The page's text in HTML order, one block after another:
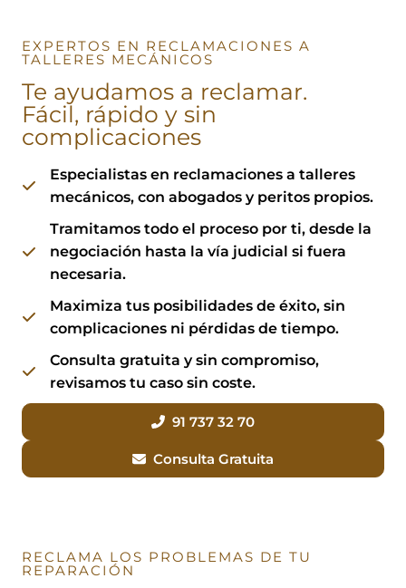
EXPERTOS EN RECLAMACIONES A
TALLERES MECÁNICOS
Te ayudamos a reclamar.
Fácil, rápido y sin
complicaciones
Especialistas en reclamaciones a talleres
mecánicos, con abogados y peritos propios.
Tramitamos todo el proceso por ti, desde la
negociación hasta la vía judicial si fuera
necesaria.
Maximiza tus posibilidades de éxito, sin
complicaciones ni pérdidas de tiempo.
Consulta gratuita y sin compromiso,
revisamos tu caso sin coste.
91 737 32 70
Consulta Gratuita
RECLAMA LOS PROBLEMAS DE TU
REPARACIÓN